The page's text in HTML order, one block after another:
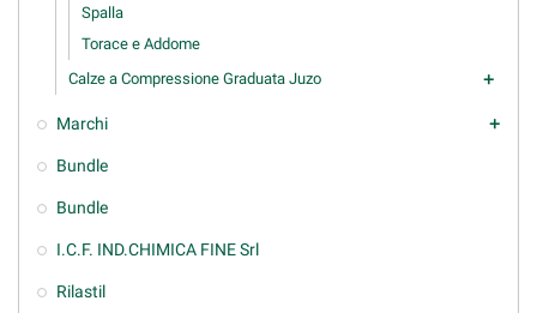
Spalla
Torace e Addome
Calze a Compressione Graduata Juzo
add
Marchi add
Bundle
Bundle
I.C.F. IND.CHIMICA FINE Srl
Rilastil